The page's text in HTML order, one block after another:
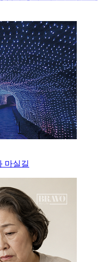
마실길